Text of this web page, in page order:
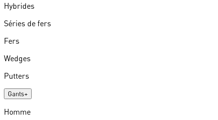
Hybrides
Séries de fers
Fers
Wedges
Putters
Gants+
Homme